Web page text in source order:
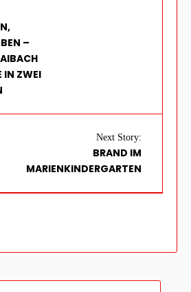
–
IN ZWEI
Next Story:
BRAND IM
MARIENKINDERGARTEN